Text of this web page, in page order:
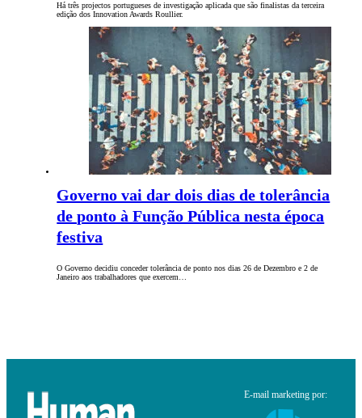
Há três projectos portugueses de investigação aplicada que são finalistas da terceira
edição dos Innovation Awards Roullier.
Governo vai dar dois dias de tolerância
de ponto à Função Pública nesta época
festiva
O Governo decidiu conceder tolerância de ponto nos dias 26 de Dezembro e 2 de
Janeiro aos trabalhadores que exercem…
E-mail marketing por: